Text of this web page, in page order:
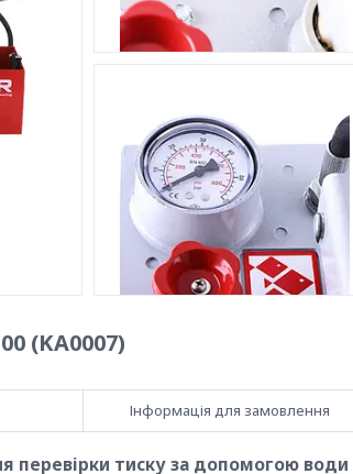
(KA0007)
Інформація для замовлення
перевірки тиску за допомогою води